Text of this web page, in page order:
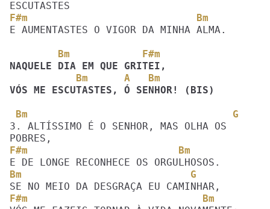
F#m                            Bm
E AUMENTASTES O VIGOR DA MINHA ALMA.
        Bm            F#m
           Bm      A   Bm
VÓS ME ESCUTASTES, Ó SENHOR! (BIS)
Bm                                  G
3. ALTÍSSIMO É O SENHOR, MAS OLHA OS
F#m                         Bm
Bm                            G
F#m                             Bm